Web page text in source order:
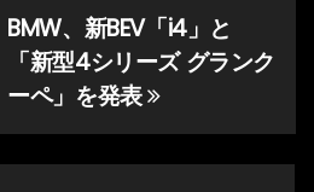
BMW、新BEV「i4」と
「新型4シリーズ グランク
ーペ」を発表